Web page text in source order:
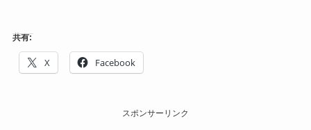
共有:
X Facebook
スポンサーリンク